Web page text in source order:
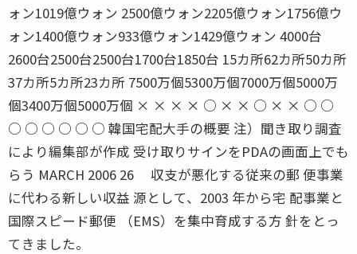
ォン1019億ウォン 2500億ウォン2205億ウォン1756億ウ
ォン1400億ウォン933億ウォン1429億ウォン 4000台
2600台2500台2500台1700台1850台 15カ所62カ所50カ所
37カ所5カ所23カ所 7500万個5300万個7000万個5000万
個3400万個5000万個 × × × × ○ × × ○ × × ○ ○
○ ○ ○ ○ ○ ○ 韓国宅配大手の概要 注）聞き取り調査
により編集部が作成 受け取りサインをPDAの画面上でも
らう MARCH 2006 26 収支が悪化する従来の郵 便事業
に代わる新しい収益 源として、2003 年から宅 配事業と
国際スピード郵便 （EMS）を集中育成する方 針をとっ
てきました。